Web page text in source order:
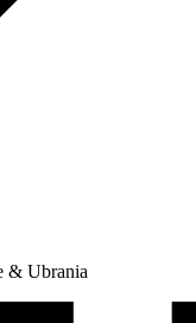
& Ubrania